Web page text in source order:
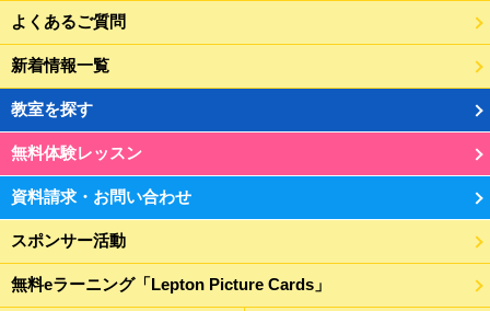
よくあるご質問
新着情報一覧
教室を探す
無料体験レッスン
資料請求・お問い合わせ
スポンサー活動
無料eラーニング「Lepton Picture Cards」